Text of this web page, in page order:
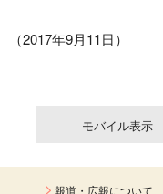
（2017年9月11日）
モバイル表示
報道・広報について